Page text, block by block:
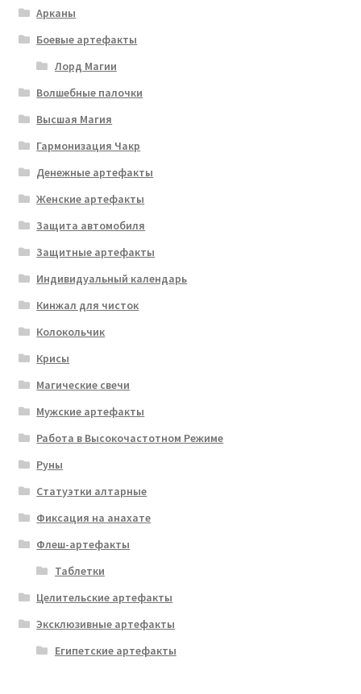
Арканы
Боевые артефакты
Лорд Магии
Волшебные палочки
Высшая Магия
Гармонизация Чакр
Денежные артефакты
Женские артефакты
Защита автомобиля
Защитные артефакты
Индивидуальный календарь
Кинжал для чисток
Колокольчик
Крисы
Магические свечи
Мужские артефакты
Работа в Высокочастотном Режиме
Руны
Статуэтки алтарные
Фиксация на анахате
Флеш-артефакты
Таблетки
Целительские артефакты
Эксклюзивные артефакты
Египетские артефакты